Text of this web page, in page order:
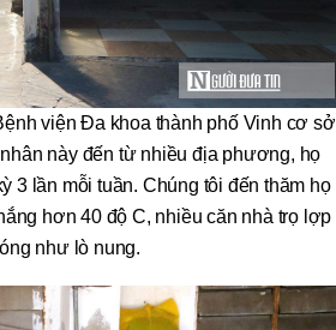
viện Đa khoa thành phố Vinh cơ sở
này đến từ nhiều địa phương, họ
3 lần mỗi tuần. Chúng tôi đến thăm họ
hơn 40 độ C, nhiều căn nhà trọ lợp
như lò nung.